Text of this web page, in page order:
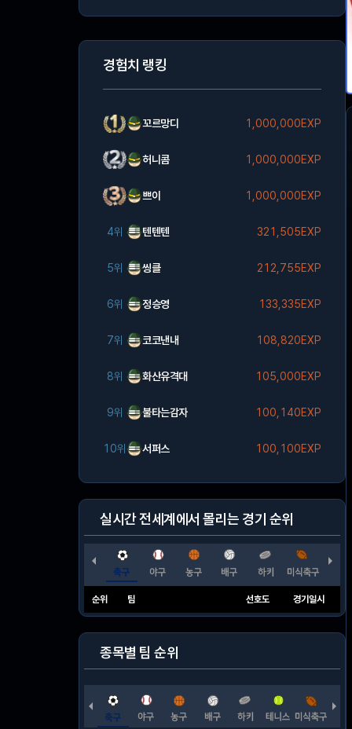
경험치 랭킹
꼬르망디 1,000,000EXP
허니콤 1,000,000EXP
쁘이 1,000,000EXP
4위 텐텐텐 321,505EXP
5위 씽클 212,755EXP
6위 정승영 133,335EXP
7위 코코낸내 108,820EXP
8위 화산유격대 105,000EXP
9위 불타는감자 100,140EXP
10위 서퍼스 100,100EXP
실시간 전세계에서 몰리는 경기 순위
순위 팀 선호도 경기일시
종목별 팀 순위